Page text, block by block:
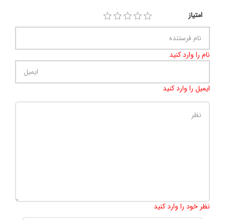
امتیاز
نام را وارد کنید
ایمیل را وارد کنید
نظر خود را وارد کنید